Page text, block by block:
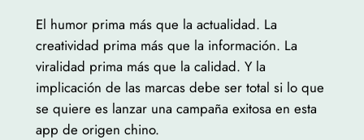
El humor prima más que la actualidad. La
creatividad prima más que la información. La
viralidad prima más que la calidad. Y la
implicación de las marcas debe ser total si lo que
se quiere es lanzar una campaña exitosa en esta
app de origen chino.